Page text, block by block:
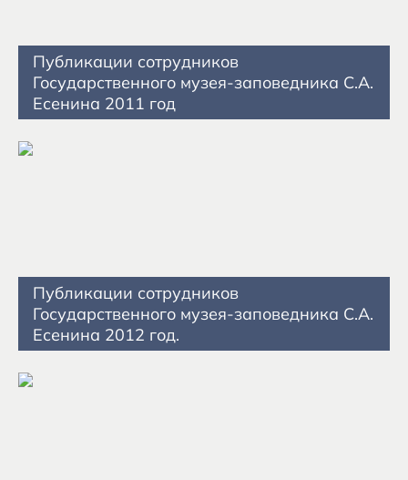
Публикации сотрудников
Государственного музея-заповедника С.А.
Есенина 2011 год
Публикации сотрудников
Государственного музея-заповедника С.А.
Есенина 2012 год.